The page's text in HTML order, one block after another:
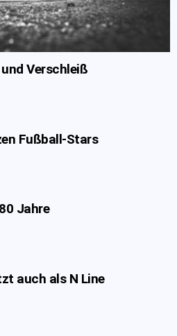
Verschleiß
Fußball-Stars
Jahre
auch als N Line